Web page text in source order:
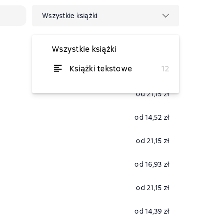
Wszystkie książki
Wszystkie książki
Książki tekstowe
12
od 0,22 zł
od 21,15 zł
od 14,52 zł
od 21,15 zł
od 16,93 zł
od 21,15 zł
od 14,39 zł